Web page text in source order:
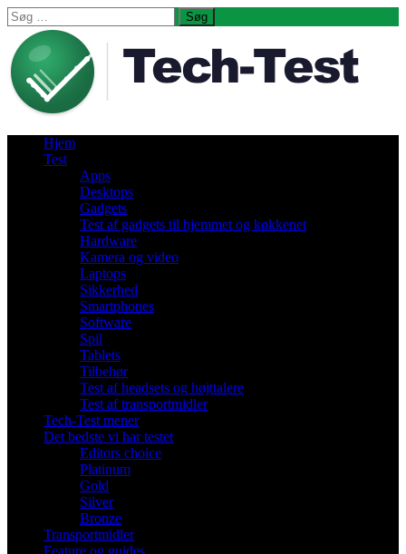
Søg
efter:
Hjem
Test
Apps
Desktops
Gadgets
Test af gadgets til hjemmet og køkkenet
Hardware
Kamera og video
Laptops
Sikkerhed
Smartphones
Software
Spil
Tablets
Tilbehør
Test af headsets og højttalere
Test af transportmidler
Tech-Test mener
Det bedste vi har testet
Editors choice
Platinum
Gold
Silver
Bronze
Transportmidler
Feature og guides